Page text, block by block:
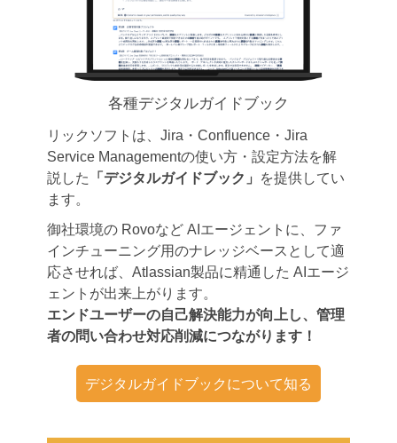
各種デジタルガイドブック
リックソフトは、Jira・Confluence・Jira
Service Managementの使い方・設定方法を解
説した
「デジタルガイドブック」 を提供してい
ます。
御社環境の Rovoなど AIエージェントに、ファ
インチューニング用のナレッジベースとして適
応させれば、Atlassian製品に精通した AIエージ
ェントが出来上がります。
エンドユーザーの自己解決能力が向上し、管理
者の問い合わせ対応削減につながります！
デジタルガイドブックについて知る